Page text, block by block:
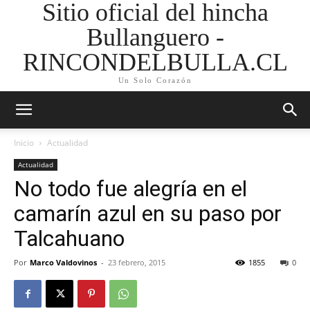
Sitio oficial del hincha
Bullanguero -
RINCONDELBULLA.CL
Un Solo Corazón
Inicio Actualidad
Actualidad
No todo fue alegría en el
camarín azul en su paso por
Talcahuano
Por Marco Valdovinos - 23 febrero, 2015 0
1855